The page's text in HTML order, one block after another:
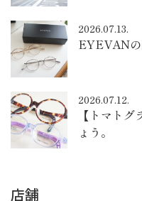
2026.07.13.
EYEVAN
2026.07.12.
【トマト
ょう。
店舗